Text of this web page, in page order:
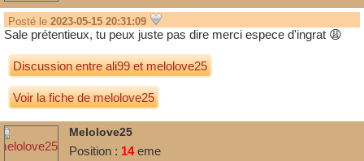
Posté le 2023-05-15 20:31:09
Sale prétentieux, tu peux juste pas dire merci espece d'ingrat 😩
Discussion entreali99etmelolove25
Voir la fiche de melolove25
Melolove25
Position : 14eme